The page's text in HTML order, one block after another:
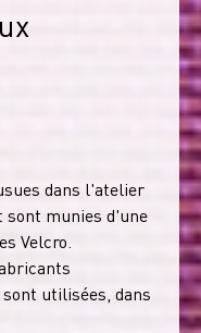
dans l'atelier
sont munies d'une
Velcro.
utilisées, dans